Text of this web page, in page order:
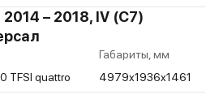
– 2018, IV (C7)
Габариты, мм
TFSI quattro
4979x1936x1461